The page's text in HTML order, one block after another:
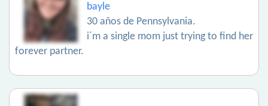
bayle
30 años de Pennsylvania.
i´m a single mom just trying to find her
forever partner.